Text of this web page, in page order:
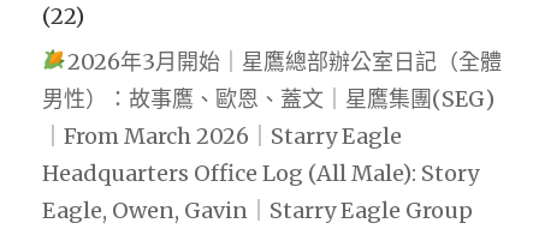
(22)
2026年3月開始｜星鷹總部辦公室日記（全體
男性）：故事鷹、歐恩、蓋文｜星鷹集團(SEG)
｜From March 2026｜Starry Eagle
Headquarters Office Log (All Male): Story
Eagle, Owen, Gavin｜Starry Eagle Group